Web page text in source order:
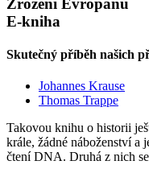
E-kniha
Skutečný příběh našich
Johannes Krause
Thomas Trappe
Takovou knihu o historii
krále, žádné náboženství a
čtení DNA. Druhá z nich